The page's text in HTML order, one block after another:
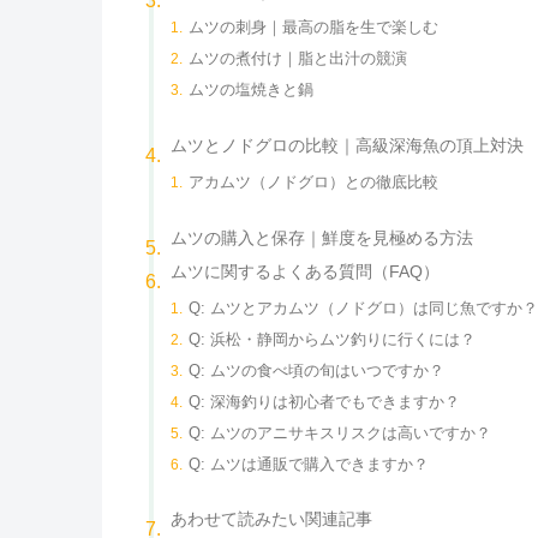
ムツの刺身｜最高の脂を生で楽しむ
ムツの煮付け｜脂と出汁の競演
ムツの塩焼きと鍋
ムツとノドグロの比較｜高級深海魚の頂上対決
アカムツ（ノドグロ）との徹底比較
ムツの購入と保存｜鮮度を見極める方法
ムツに関するよくある質問（FAQ）
Q: ムツとアカムツ（ノドグロ）は同じ魚ですか？
Q: 浜松・静岡からムツ釣りに行くには？
Q: ムツの食べ頃の旬はいつですか？
Q: 深海釣りは初心者でもできますか？
Q: ムツのアニサキスリスクは高いですか？
Q: ムツは通販で購入できますか？
あわせて読みたい関連記事